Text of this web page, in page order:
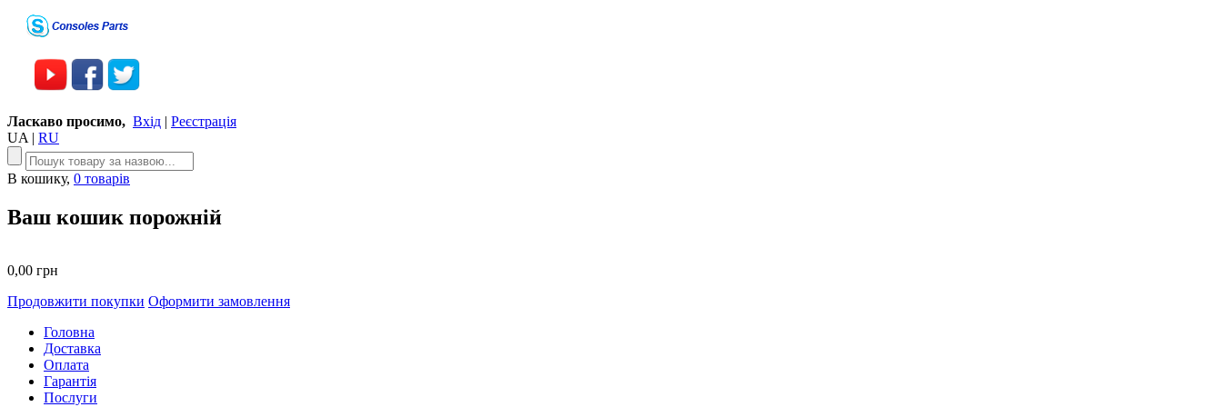
Ласкаво просимо, Вхід | Реєстрація
UA | RU
В кошику, 0 товарів
Ваш кошик порожній
0,00 грн
Продовжити покупки Оформити замовлення
Головна
Доставка
Оплата
Гарантія
Послуги